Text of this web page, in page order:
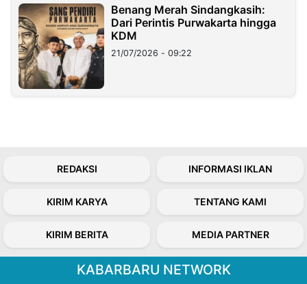
Benang Merah Sindangkasih:
Dari Perintis Purwakarta hingga
KDM
21/07/2026 - 09:22
REDAKSI INFORMASI IKLAN
KIRIM KARYA TENTANG KAMI
KIRIM BERITA MEDIA PARTNER
KABARBARU NETWORK